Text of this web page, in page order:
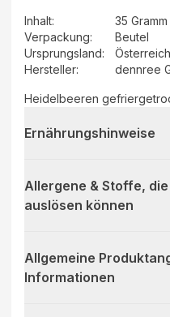
Inhalt:
35
Verpackung:
Beutel
Ursprungsland:
Österreich
Hersteller: dennree
Heidelbeeren
Ernährungshinweise
Allergene & Stoffe,
auslösen können
Allgemeine
Informationen